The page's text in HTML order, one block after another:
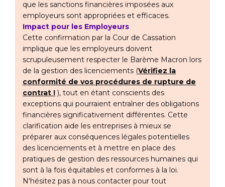
que les sanctions financières imposées aux
employeurs sont appropriées et efficaces.
Impact pour les Employeurs
Cette confirmation par la Cour de Cassation
implique que les employeurs doivent
scrupuleusement respecter le Barème Macron lors
de la gestion des licenciements (Vérifiez la
conformité de vos procédures de rupture de
contrat ! ), tout en étant conscients des
exceptions qui pourraient entraîner des obligations
financières significativement différentes. Cette
clarification aide les entreprises à mieux se
préparer aux conséquences légales potentielles
des licenciements et à mettre en place des
pratiques de gestion des ressources humaines qui
sont à la fois équitables et conformes à la loi.
N'hésitez pas à nous contacter pour tout